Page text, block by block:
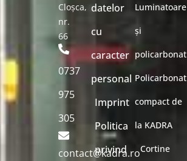
Cloșca,
nr.
66
0737
975
305
contact@kadra.ro
datelor
cu
caracter
personal
Imprint
Politica
privind
Luminatoare
și
policarbonat
Policarbonat
compact de
la KADRA
Cortine